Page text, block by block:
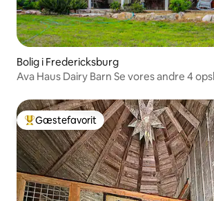
Bolig i Fredericksburg
Ava Haus Dairy Barn Se vores andre 4
Bedste gæstefavorit
Gæstefavorit